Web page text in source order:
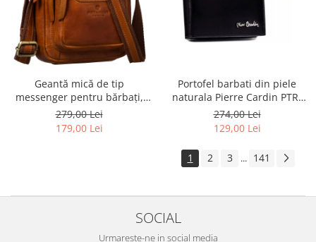
Geantă mică de tip
messenger pentru bărbați,
geantă de umăr, geantă de
oraș maro din piele naturală -
Peterson
279,00 Lei
179,00 Lei
Portofel barbati din piele
naturala Pierre Cardin PTR-
8806 TILAK51
274,00 Lei
129,00 Lei
1 2 3 ... 141
SOCIAL
Urmareste-ne in social media